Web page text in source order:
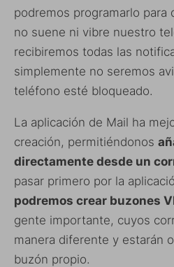
podremos programarlo para
no suene ni vibre nuestro
recibiremos todas las
simplemente no seremos
teléfono esté bloqueado.
La aplicación de Mail ha
creación, permitiéndonos
directamente desde un
pasar primero por la
podremos crear buzones
gente importante, cuyos
manera diferente y estarán
buzón propio.